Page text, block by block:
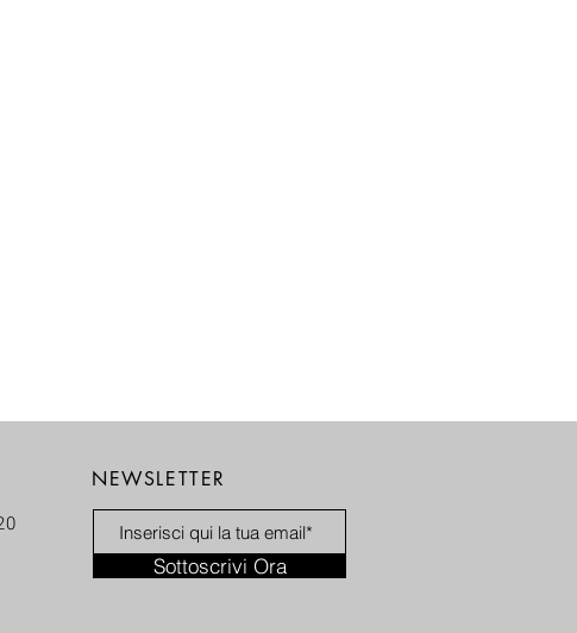
NEWSLETTER
Sottoscrivi Ora